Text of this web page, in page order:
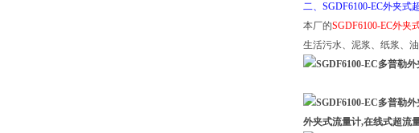
二、SGDF6100-EC外夹式
本厂的SGDF6100-EC外夹
生活污水、泥浆、纸浆、
外夹式流量计,在线式超流